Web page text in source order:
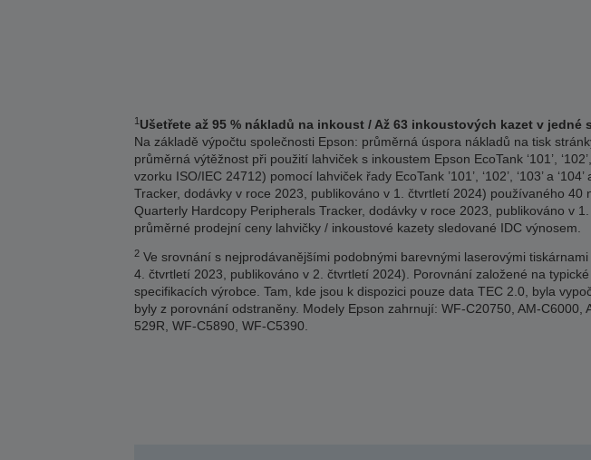
1Ušetřete až 95 % nákladů na inkoust / Až 63 inkoustových kazet v jedné
Na základě výpočtu společnosti Epson: průměrná úspora nákladů na tisk
průměrná výtěžnost při použití lahviček s inkoustem Epson EcoTank ‘101’,
vzorku ISO/IEC 24712) pomocí lahviček řady EcoTank ’101’, ‘102’, ‘103’ a
Tracker, dodávky v roce 2023, publikováno v 1. čtvrtletí 2024) používaného
Quarterly Hardcopy Peripherals Tracker, dodávky v roce 2023, publikováno v
průměrné prodejní ceny lahvičky / inkoustové kazety sledované IDC výnosem.
2Ve srovnání s nejprodávanějšími podobnými barevnými laserovými
4. čtvrtletí 2023, publikováno v 2. čtvrtletí 2024). Porovnání založené na
specifikacích výrobce. Tam, kde jsou k dispozici pouze data TEC 2.0, byla
byly z porovnání odstraněny. Modely Epson zahrnují: WF-C20750, AM-
529R, WF-C5890, WF-C5390.